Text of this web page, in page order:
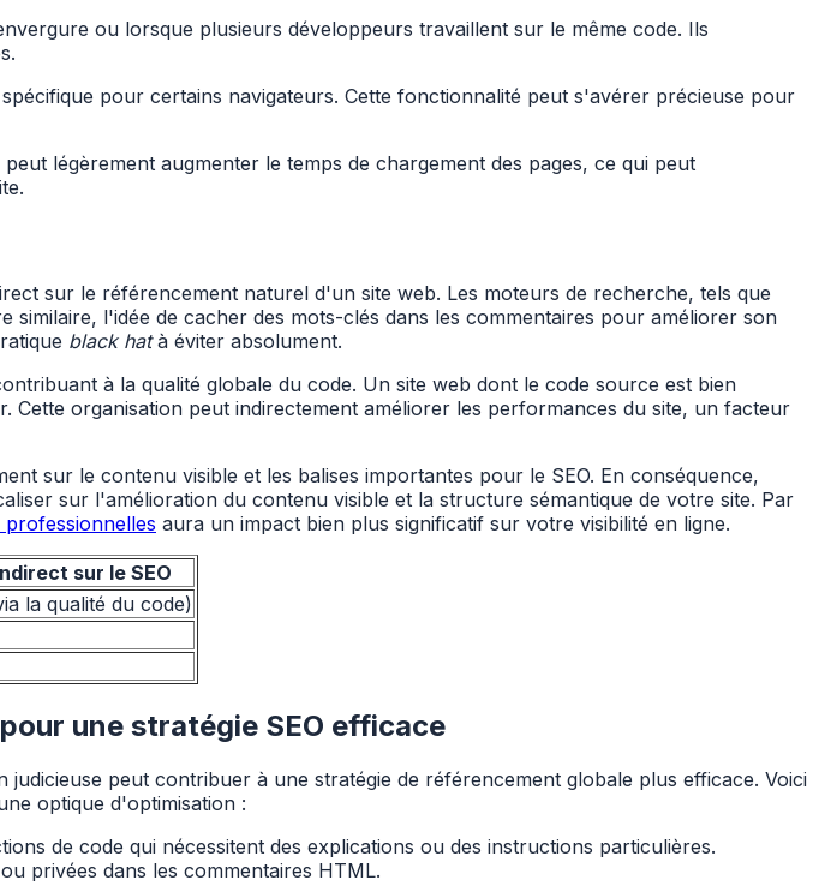
ou lorsque plusieurs développeurs travaillent sur le même code. Ils
pour certains navigateurs. Cette fonctionnalité peut s'avérer précieuse pour
légèrement augmenter le temps de chargement des pages, ce qui peut
sur le référencement naturel d'un site web. Les moteurs de recherche, tels que
l'idée de cacher des mots-clés dans les commentaires pour améliorer son
black hatà éviter absolument.
à la qualité globale du code. Un site web dont le code source est bien
organisation peut indirectement améliorer les performances du site, un facteur
sur le contenu visible et les balises importantes pour le SEO. En conséquence,
sur l'amélioration du contenu visible et la structure sémantique de votre site. Par
aura un impact bien plus significatif sur votre visibilité en ligne.
sur le SEO
la qualité du code)
une stratégie SEO efficace
peut contribuer à une stratégie de référencement globale plus efficace. Voici
optique d'optimisation :
de code qui nécessitent des explications ou des instructions particulières.
privées dans les commentaires HTML.